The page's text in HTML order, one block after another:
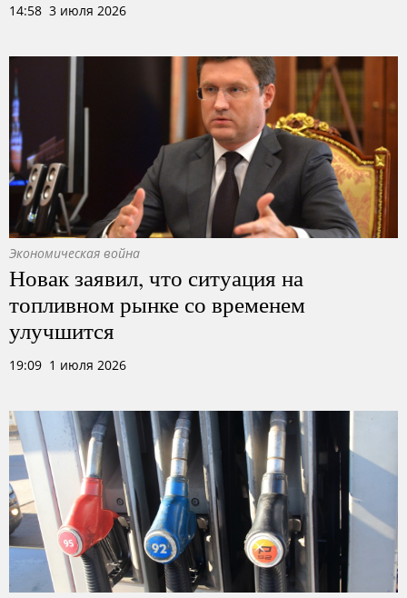
14:58 3 июля 2026
Экономическая война
Новак заявил, что ситуация на
топливном рынке со временем
улучшится
19:09 1 июля 2026